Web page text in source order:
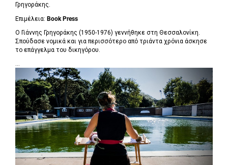
Γρηγοράκης.
Επιμέλεια: Book Press
Ο Γιάννης Γρηγοράκης (1950-1976) γεννήθηκε στη Θεσσαλονίκη.
Σπούδασε νομικά και για περισσότερο από τριάντα χρόνια άσκησε
το επάγγελμα του δικηγόρου.